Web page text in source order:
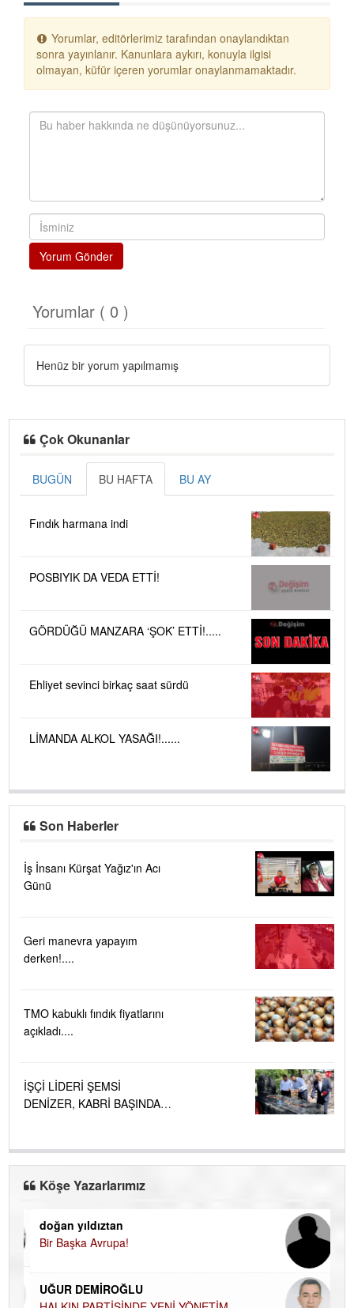
Yorumlar, editörlerimiz tarafından onaylandıktan
sonra yayınlanır. Kanunlara aykırı, konuyla ilgisi
olmayan, küfür içeren yorumlar onaylanmamaktadır.
Yorum Gönder
Yorumlar ( 0 )
Henüz bir yorum yapılmamış
Çok Okunanlar
BUGÜN BU HAFTA BU AY
Fındık harmana indi
POSBIYIK DA VEDA ETTİ!
GÖRDÜĞÜ MANZARA ‘ŞOK’ ETTİ!.....
Ehliyet sevinci birkaç saat sürdü
LİMANDA ALKOL YASAĞI!......
Son Haberler
İş İnsanı Kürşat Yağız'ın Acı
Günü
Geri manevra yapayım
derken!....
TMO kabuklı fındık fiyatlarını
açıkladı....
İŞÇİ LİDERİ ŞEMSİ
DENİZER, KABRİ BAŞINDA
Köşe Yazarlarımız
doğan yıldıztan
Bir Başka Avrupa!
UĞUR DEMİROĞLU